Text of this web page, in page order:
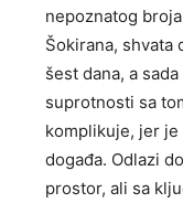
nepoznatog
Šokirana, shvata
šest dana, a
suprotnosti sa
komplikuje, jer
događa. Odlazi
prostor, ali sa